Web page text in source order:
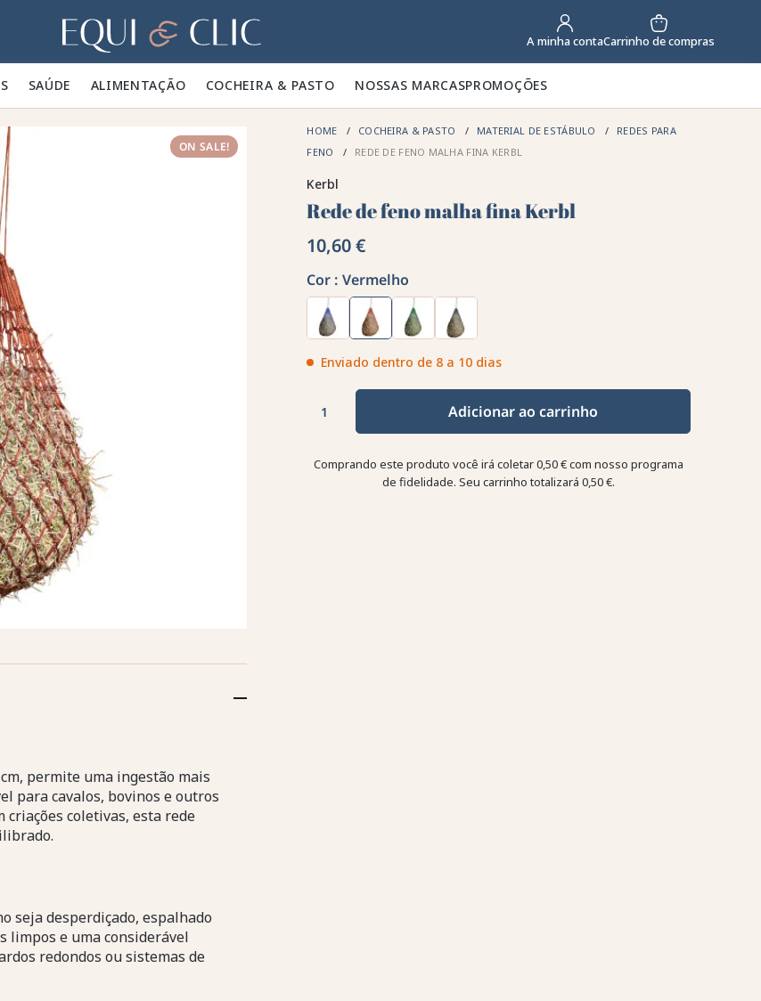
Lar A minha contaCarrinho de compras
🪮 SAÚDE ✨ ALIMENTAÇÃO 🥕 COCHEIRA & PASTO 🍃 NOSSAS MARCASPROMOÇÕES
ON SALE!
HOME COCHEIRA & PASTO MATERIAL DE ESTÁBULO
REDES PARA
FENO
REDE DE FENO MALHA FINA KERBL
Kerbl
Rede de feno malha fina Kerbl
10,60 €
Cor : Vermelho
Enviado dentro de 8 a 10 dias
Adicionar ao carrinho
Comprando este produto você irá coletar0,50 €com nosso programa
de fidelidade. Seu carrinho totalizará0,50 €.
permite uma ingestão mais
para cavalos, bovinos e outros
coletivas, esta rede
seja desperdiçado, espalhado
limpos e uma considerável
redondos ou sistemas de